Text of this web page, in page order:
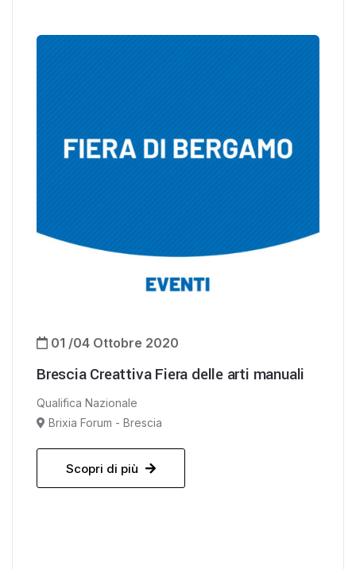
01 /04 Ottobre 2020
Brescia Creattiva Fiera delle arti manuali
Qualifica Nazionale
Brixia Forum - Brescia
Scopri di più